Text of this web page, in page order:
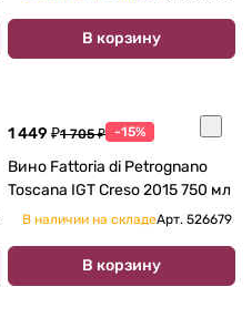
В корзину
1 449 ₽1 705 ₽ -15%
Вино Fattoria di Petrognano
Toscana IGT Creso 2015 750 мл
В наличии на складеАрт. 526679
В корзину